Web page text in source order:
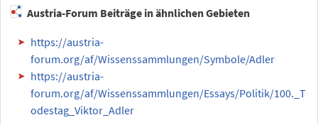
Austria-Forum Beiträge in ähnlichen Gebieten
https://austria-
forum.org/af/Wissenssammlungen/Symbole/Adler
https://austria-
forum.org/af/Wissenssammlungen/Essays/Politik/100._T
odestag_Viktor_Adler